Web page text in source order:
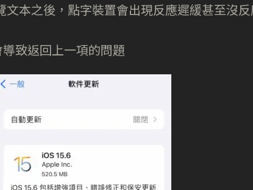
本之後，點字裝置會出現反應遲緩甚至沒
致返回上一項的問題